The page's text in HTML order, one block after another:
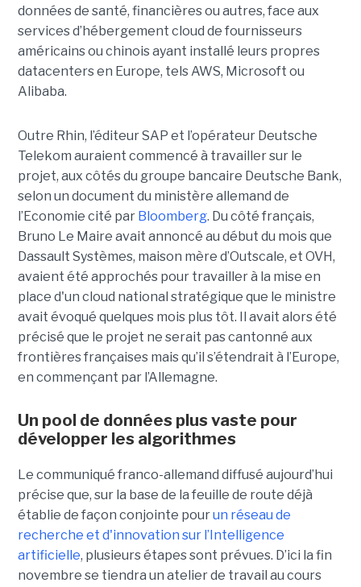
données de santé, financières ou autres, face aux
services d’hébergement cloud de fournisseurs
américains ou chinois ayant installé leurs propres
datacenters en Europe, tels AWS, Microsoft ou
Alibaba.
Outre Rhin, l’éditeur SAP et l’opérateur Deutsche
Telekom auraient commencé à travailler sur le
projet, aux côtés du groupe bancaire Deutsche Bank,
selon un document du ministère allemand de
l’Economie cité par Bloomberg. Du côté français,
Bruno Le Maire avait annoncé au début du mois que
Dassault Systèmes, maison mère d’Outscale, et OVH,
avaient été approchés pour travailler à la mise en
place d'un cloud national stratégique que le ministre
avait évoqué quelques mois plus tôt. Il avait alors été
précisé que le projet ne serait pas cantonné aux
frontières françaises mais qu’il s’étendrait à l’Europe,
en commençant par l’Allemagne.
Un pool de données plus vaste pour
développer les algorithmes
Le communiqué franco-allemand diffusé aujourd’hui
précise que, sur la base de la feuille de route déjà
établie de façon conjointe pourun réseau de
recherche et d'innovation sur l’Intelligence
artificielle, plusieurs étapes sont prévues. D’ici la fin
novembre se tiendra un atelier de travail au cours